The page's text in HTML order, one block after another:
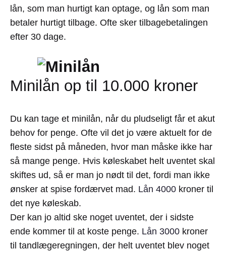
lån, som man hurtigt kan optage, og lån som man
betaler hurtigt tilbage. Ofte sker tilbagebetalingen
efter 30 dage.
Minilån op til 10.000 kroner
Du kan tage et minilån, når du pludseligt får et akut
behov for penge. Ofte vil det jo være aktuelt for de
fleste sidst på måneden, hvor man måske ikke har
så mange penge. Hvis køleskabet helt uventet skal
skiftes ud, så er man jo nødt til det, fordi man ikke
ønsker at spise fordærvet mad. Lån 4000 kroner til
det nye køleskab.
Der kan jo altid ske noget uventet, der i sidste
ende kommer til at koste penge. Lån 3000 kroner
til tandlægeregningen, der helt uventet blev noget